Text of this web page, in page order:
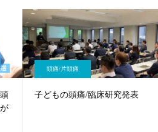
頭痛/片頭痛
子どもの頭痛/臨床研究発表